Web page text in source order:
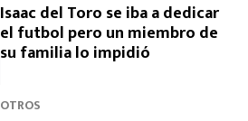
Isaac del Toro se iba a dedicar
el futbol pero un miembro de
su familia lo impidió
OTROS